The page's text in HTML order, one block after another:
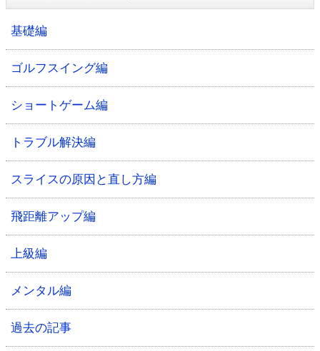
基礎編
ゴルフスイング編
ショートゲーム編
トラブル解決編
スライスの原因と直し方編
飛距離アップ編
上級編
メンタル編
過去の記事